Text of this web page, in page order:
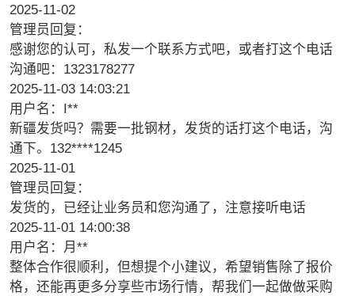
2025-11-02
管理员回复：
感谢您的认可，私发一个联系方式吧，或者打这个电话
沟通吧：1323178277
2025-11-03 14:03:21
用户名：I**
新疆发货吗？需要一批钢材，发货的话打这个电话，沟
通下。132****1245
2025-11-01
管理员回复：
发货的，已经让业务员和您沟通了，注意接听电话
2025-11-01 14:00:38
用户名：月**
整体合作很顺利，但想提个小建议，希望销售除了报价
格，还能再更多分享些市场行情，帮我们一起做做采购